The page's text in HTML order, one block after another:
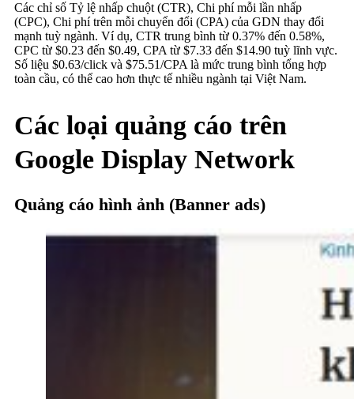
Các chỉ số Tỷ lệ nhấp chuột (CTR), Chi phí mỗi lần nhấp
(CPC), Chi phí trên mỗi chuyển đổi (CPA) của GDN thay đổi
mạnh tuỳ ngành. Ví dụ, CTR trung bình từ 0.37% đến 0.58%,
CPC từ $0.23 đến $0.49, CPA từ $7.33 đến $14.90 tuỳ lĩnh vực.
Số liệu $0.63/click và $75.51/CPA là mức trung bình tổng hợp
toàn cầu, có thể cao hơn thực tế nhiều ngành tại Việt Nam.
Các loại quảng cáo trên
Google Display Network
Quảng cáo hình ảnh (Banner ads)